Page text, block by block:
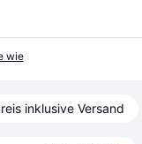
wie
inklusive Versand